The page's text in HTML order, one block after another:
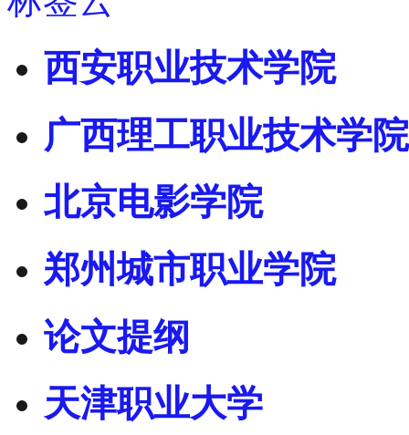
西安职业技术学院
广西理工职业技术学院
北京电影学院
郑州城市职业学院
论文提纲
天津职业大学